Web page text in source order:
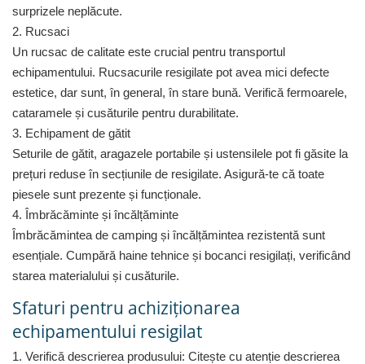
Aparate Frigorifice
Aparate Racire Aer
Aragaze si cuptoare cu microunde
Climatizare & sisteme de incalzire
Electrocasnice pentru Bucatarie
Fiare de calcat si masini de cusut
Ingrijire Locuinta
Purificatoare de aer
Fashion
Bijuterii
Ceasuri barbatesti
Cutii, curele si accesorii ceasuri
Genti si accesorii barbati
Genti si accesorii femei
Imbracaminte barbati
Imbracaminte femei
surprizele neplăcute.
2. Rucsaci
Un rucsac de calitate este crucial pentru transportul
echipamentului. Rucsacurile resigilate pot avea mici defecte
estetice, dar sunt, în general, în stare bună. Verifică fermoarele,
cataramele și cusăturile pentru durabilitate.
3. Echipament de gătit
Seturile de gătit, aragazele portabile și ustensilele pot fi găsite la
prețuri reduse în secțiunile de resigilate. Asigură-te că toate
piesele sunt prezente și funcționale.
4. Îmbrăcăminte și încălțăminte
Îmbrăcămintea de camping și încălțămintea rezistentă sunt
esențiale. Cumpără haine tehnice și bocanci resigilați, verificând
starea materialului și cusăturile.
Sfaturi pentru achiziționarea
echipamentului resigilat
1. Verifică descrierea produsului: Citește cu atenție descrierea